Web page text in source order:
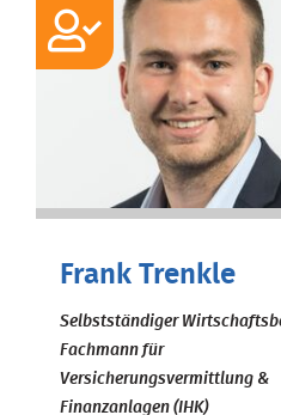
Frank Trenkle
Selbstständiger
Fachmann für
Versicherungsvermittlung &
Finanzanlagen (IHK)